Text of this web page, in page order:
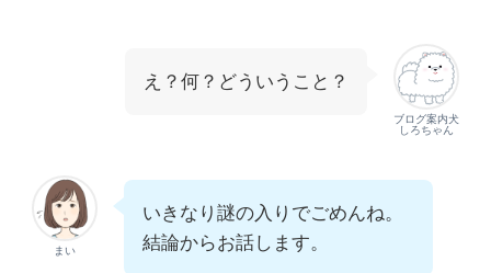
ブログ案内犬
しろちゃん
え？何？どういうこと？
まい
いきなり謎の入りでごめんね。
結論からお話します。